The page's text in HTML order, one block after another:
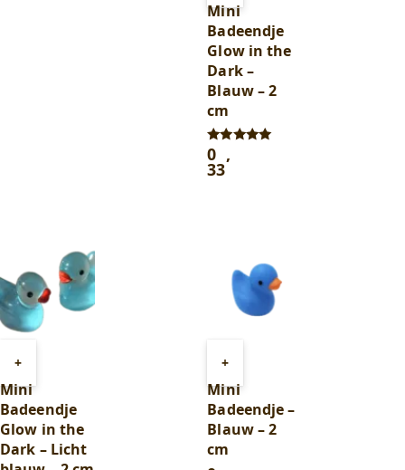
winkelwagen
Mini
Badeendje
Glow in the
Dark –
Blauw – 2
cm
Gewaardeerd
5.00
uit 5
0 ,
33
+
winkelwagen
Mini
Badeendje
Glow in the
Dark – Licht
+
winkelwagen
Mini
Badeendje –
Blauw – 2
cm